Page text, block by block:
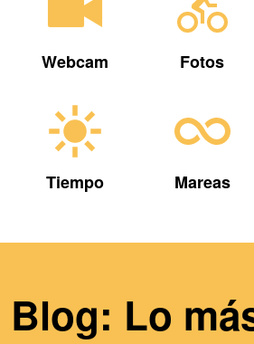
Webcam Fotos
Tiempo Mareas
Blog: Lo